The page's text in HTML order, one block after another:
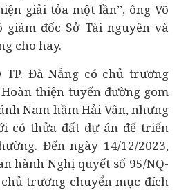
giải tỏa một lần”, ông Võ
giám đốc Sở Tài nguyên và
cho hay.
TP. Đà Nẵng có chủ trương
thiện tuyến đường gom
Nam hầm Hải Vân, nhưng
có thửa đất dự án để triển
Đến ngày 14/12/2023,
hành Nghị quyết số 95/NQ-
trương chuyển mục đích